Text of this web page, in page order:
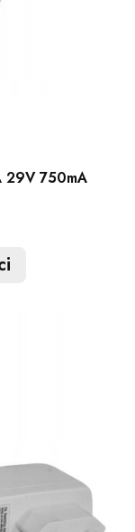
29V 750mA